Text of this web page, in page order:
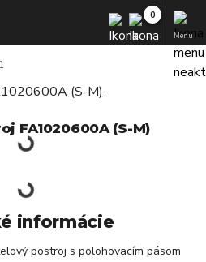
Menu
FA1020600A (S-M)
informácie
postroj s polohovacím pásom